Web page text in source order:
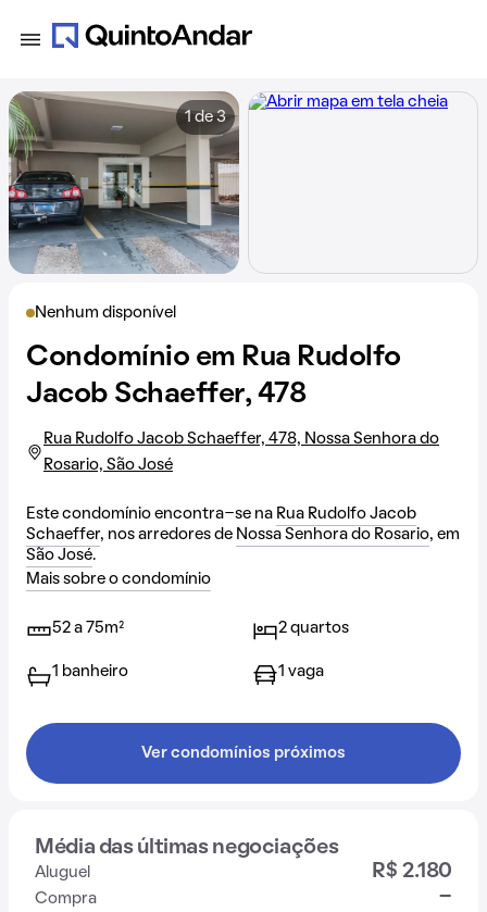
Nenhum disponível
Condomínio em Rua Rudolfo
Jacob Schaeffer, 478
Rua Rudolfo Jacob Schaeffer, 478, Nossa Senhora do
Rosario, São José
Este condomínio encontra-se na Rua Rudolfo Jacob
Schaeffer, nos arredores de Nossa Senhora do Rosario, em
São José.
Mais sobre o condomínio
52 a 75m² 2 quartos
1 banheiro 1 vaga
Ver condomínios próximos
Média das últimas negociações
Aluguel R$ 2.180
Compra -
1 de 3